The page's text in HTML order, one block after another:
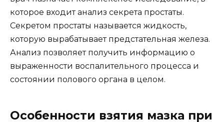
которое входит анализ секрета простаты.
Секретом простаты называется жидкость,
которую вырабатывает предстательная железа.
Анализ позволяет получить информацию о
выраженности воспалительного процесса и
состоянии полового органа в целом.
Особенности взятия мазка при